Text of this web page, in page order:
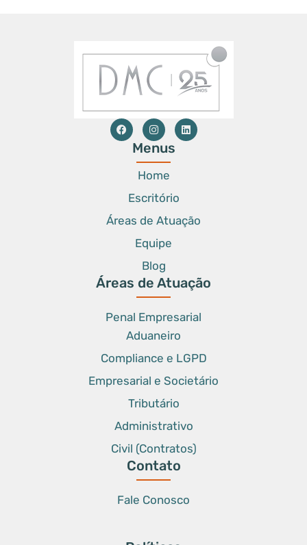
Menus
Home
Escritório
Áreas de Atuação
Equipe
Blog
Áreas de Atuação
Penal Empresarial
Aduaneiro
Compliance e LGPD
Empresarial e Societário
Tributário
Administrativo
Civil (Contratos)
Contato
Fale Conosco